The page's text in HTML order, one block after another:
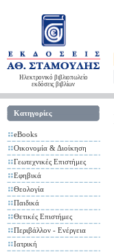
Ηλεκτρονικό βιβλιοπωλείο
εκδόσεις βιβλίων
Κατηγορίες
eBooks
Οικονομία & Διοίκηση
Γεωτεχνικές Επιστήμες
Εφηβικά
Θεολογία
Παιδικά
Θετικές Επιστήμες
Περιβάλλον - Ενέργεια
Ιατρική